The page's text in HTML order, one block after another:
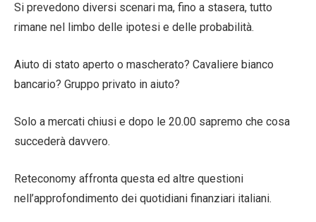
Si prevedono diversi scenari ma, fino a stasera, tutto
rimane nel limbo delle ipotesi e delle probabilità.
Aiuto di stato aperto o mascherato? Cavaliere bianco
bancario? Gruppo privato in aiuto?
Solo a mercati chiusi e dopo le 20.00 sapremo che cosa
succederà davvero.
Reteconomy affronta questa ed altre questioni
nell’approfondimento dei quotidiani finanziari italiani.